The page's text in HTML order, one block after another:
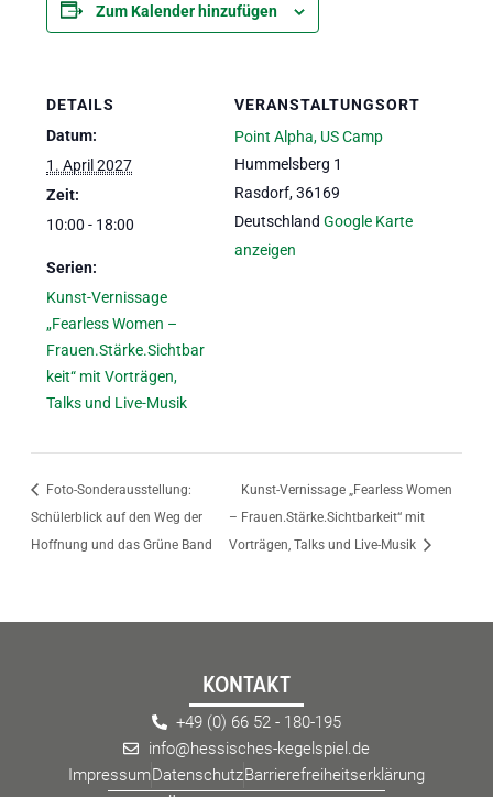
Zum Kalender hinzufügen
DETAILS
Datum:
1. April 2027
Zeit:
10:00 - 18:00
Serien:
Kunst-Vernissage
„Fearless Women –
Frauen.Stärke.Sichtbar
keit“ mit Vorträgen,
Talks und Live-Musik
VERANSTALTUNGSORT
Point Alpha, US Camp
Hummelsberg 1
Rasdorf, 36169
Deutschland Google Karte
anzeigen
Foto-Sonderausstellung:
Schülerblick auf den Weg der
Hoffnung und das Grüne Band
Kunst-Vernissage „Fearless Women
– Frauen.Stärke.Sichtbarkeit“ mit
Vorträgen, Talks und Live-Musik
KONTAKT
+49 (0) 66 52 - 180-195
info@hessisches-kegelspiel.de
ImpressumDatenschutzBarrierefreiheitserklärung